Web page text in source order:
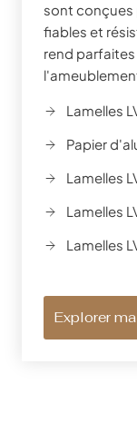
sont
fiables et
rend
Lamelles
Papier
Lamelles
Lamelles
Lamelles
Explorer